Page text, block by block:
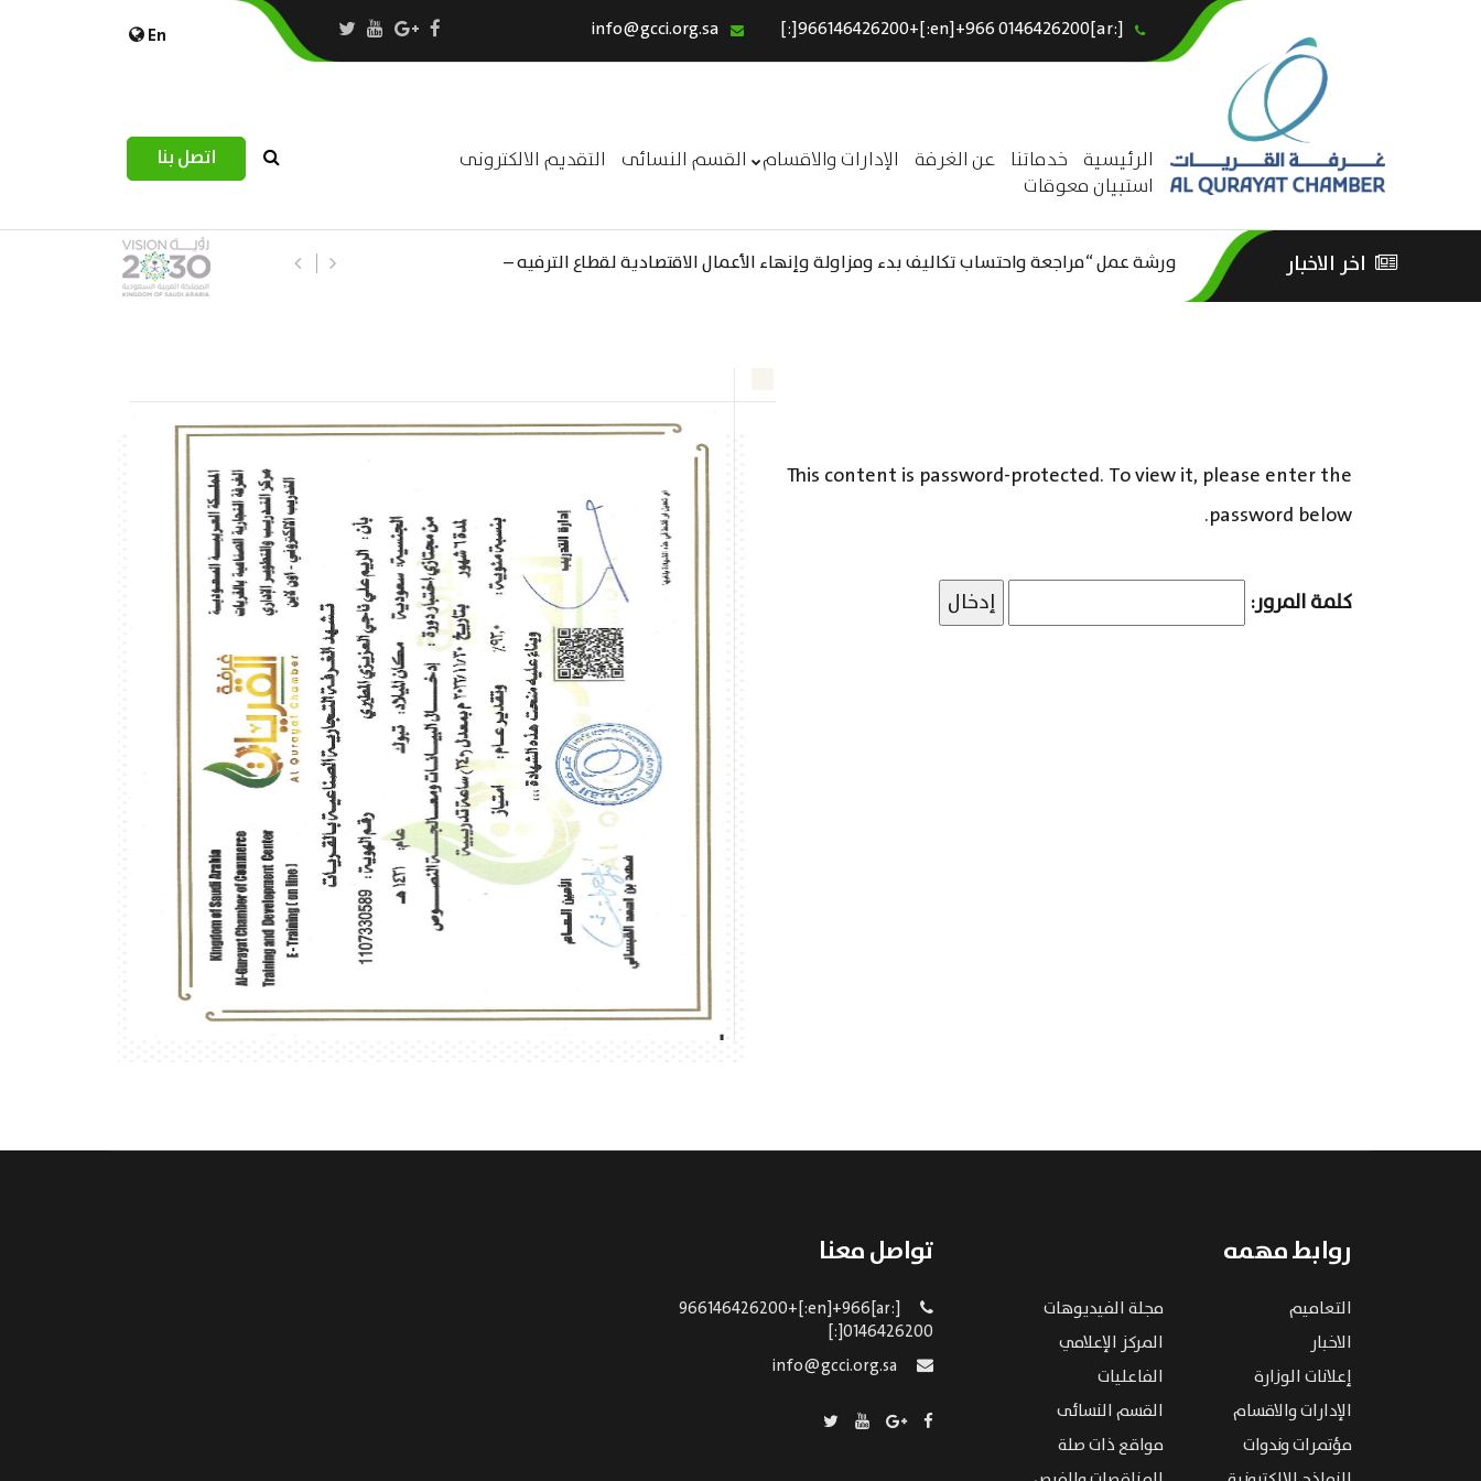
[:ar]966146426200+[:en]+966 0146426200[:]
En
الرئيسية خدماتنا عن الغرفة الإدارات والاقسام القسم النسائى التقديم الالكترونى
استبيان معوقات
اتصل بنا
الرئيسية
عن الغرفة
القسم النسائى
التقديم الالكترونى
اخر الاخبار ورشة عمل “مراجعة واحتساب تكاليف بدء ومزاولة وإنهاء الأعمال الاقتصادية لقطاع الترفيه – استبيان مرصد التحديات اللوجستية
This content is password-protected. To view it, please enter the
password below.
كلمة المرور:
روابط مهمه
التعاميم
مجلة الفيديوهات
الاخبار
المركز الإعلامي
إعلانات الوزارة
الفاعليات
الإدارات والاقسام
القسم النسائى
مؤتمرات وندوات
مواقع ذات صلة
تواصل معنا
[:ar]966146426200+[:en]+966
0146426200[:]